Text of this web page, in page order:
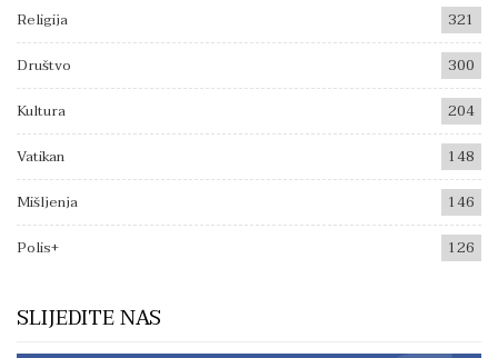
Religija
321
Društvo
300
Kultura
204
Vatikan
148
Mišljenja
146
Polis+
126
SLIJEDITE NAS